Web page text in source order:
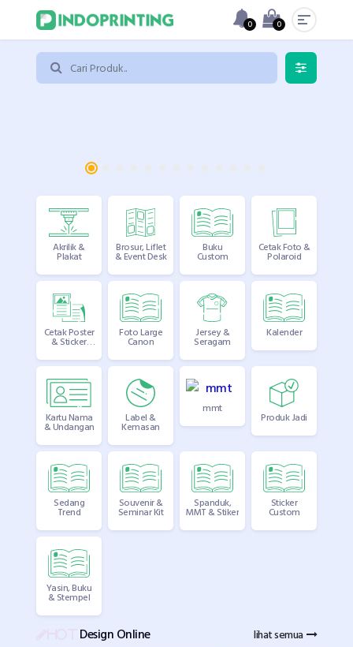
0 0
Akrilik &
Plakat
Brosur, Liflet
& Event Desk
Buku
Custom
Cetak Foto &
Polaroid
Cetak Poster
& Sticker
Foto Large
Canon
Jersey &
Seragam
Kalender
Kartu Nama
& Undangan
Label &
Kemasan
mmt
Produk Jadi
Sedang
Trend
Souvenir &
Seminar Kit
Spanduk,
MMT & Stiker
Sticker
Custom
Yasin, Buku
& Stempel
Design Online lihat semua